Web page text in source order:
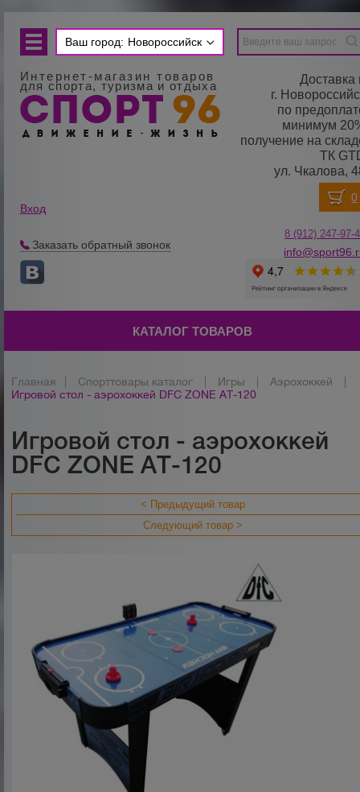
Ваш город: Новороссийск
Интернет-магазин товаров
для спорта, туризма и отдыха
Доставка
г.
по
минимум
получение на
ТК
ул. Чкалова,
Вход
Заказать обратный звонок
8 (912) 247-97-
КАТАЛОГ ТОВАРОВ
Главная Спорттовары каталог Игры Аэрохоккей
Игровой стол - аэрохоккей DFC ZONE AT-120
Игровой стол - аэрохоккей
DFC ZONE AT-120
< Предыдущий товар
Следующий товар >